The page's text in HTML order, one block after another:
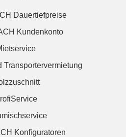
Dauertiefpreise
Kundenkonto
Transportervermietung
Konfiguratoren